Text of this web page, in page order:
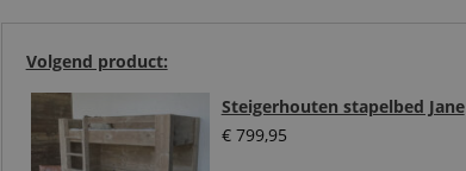
Volgend product:
Steigerhouten stapelbed Jane
€799,95